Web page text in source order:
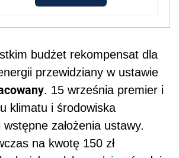
budżet rekompensat dla
przewidziany w ustawie
. 15 września premier i
klimatu i środowiska
założenia ustawy.
na kwotę 150 zł